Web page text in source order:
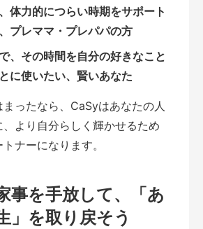
体力的につらい時期をサポート
プレママ・プレパパの方
、その時間を自分の好きなこと
に使いたい、賢いあなた
ったなら、CaSyはあなたの人
より自分らしく輝かせるため
ナーになります。
事を手放して、「あ
」を取り戻そう